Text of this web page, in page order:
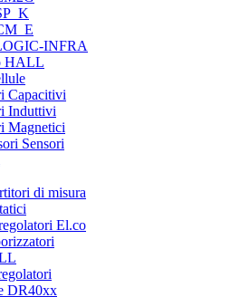
INFRA
HALL
Capacitivi
Induttivi
Magnetici
Sensori
di misura
El.co
DR40xx